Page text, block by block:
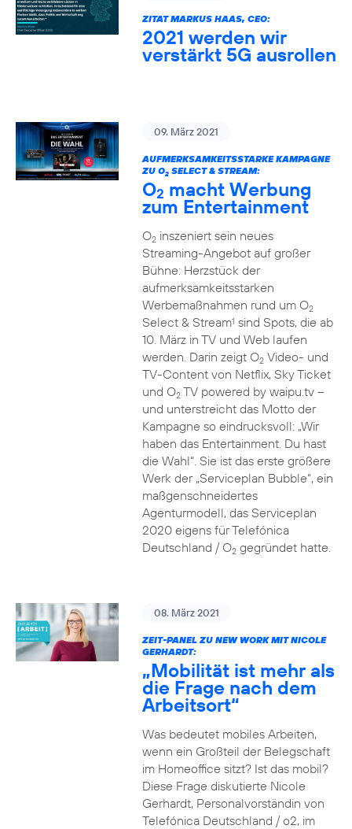
ZITAT MARKUS HAAS, CEO:
2021 werden wir
verstärkt 5G ausrollen
09. März 2021
AUFMERKSAMKEITSSTARKE KAMPAGNE
ZU O2SELECT & STREAM:
O2 macht Werbung
zum Entertainment
O2inszeniert sein neues
Streaming-Angebot auf großer
Bühne: Herzstück der
aufmerksamkeitsstarken
Werbemaßnahmen rund um O2
Select & Stream1 sind Spots, die ab
10. März in TV und Web laufen
werden. Darin zeigt O2Video- und
TV-Content von Netflix, Sky Ticket
und O2TV powered by waipu.tv –
und unterstreicht das Motto der
Kampagne so eindrucksvoll: „Wir
haben das Entertainment. Du hast
die Wahl“. Sie ist das erste größere
Werk der „Serviceplan Bubble“, ein
maßgenschneidertes
Agenturmodell, das Serviceplan
2020 eigens für Telefónica
Deutschland / O2gegründet hatte.
08. März 2021
ZEIT-PANEL ZU NEW WORK MIT NICOLE
GERHARDT:
„Mobilität ist mehr als
die Frage nach dem
Arbeitsort“
Was bedeutet mobiles Arbeiten,
wenn ein Großteil der Belegschaft
im Homeoffice sitzt? Ist das mobil?
Diese Frage diskutierte Nicole
Gerhardt, Personalvorständin von
Telefónica Deutschland / o2, im